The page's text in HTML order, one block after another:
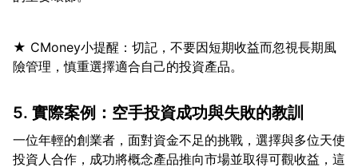
★ CMoney小提醒：切記，不要因短期收益而忽視長期風
5. 實際案例：空手投資成功與失敗的教訓
一位年輕的創業者，面對資金不足的挑戰，選擇與多位天使
投資人合作，成功將概念產品推向市場並取得可觀收益，這